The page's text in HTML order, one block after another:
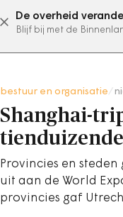
De overheid
Blijf bij met de
bestuur en organisatie
Shanghai-
Provincies en
uit aan de World
provincies gaf